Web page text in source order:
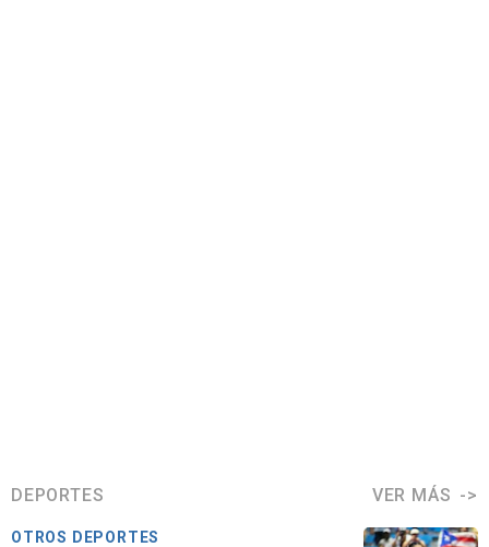
DEPORTES VER MÁS
OTROS DEPORTES